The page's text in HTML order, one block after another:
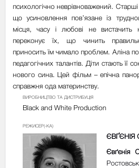
психологічно неврівноважений.
що усиновлення пов’язане із
місця, часу і любові не
переконує їх, що чинить
приносить їм чимало проблем. Аліна
педагогічних талантів. Діти стають її
нового сина. Цей фільм – епічна
справжня ода материнству.
ВИРОБНИЦТВО ТА ДИСТРИБУЦІЯ
Black and White Production
РЕЖИСЕР(-КА)
ЄВҐЄНІЯ
Євґєнія